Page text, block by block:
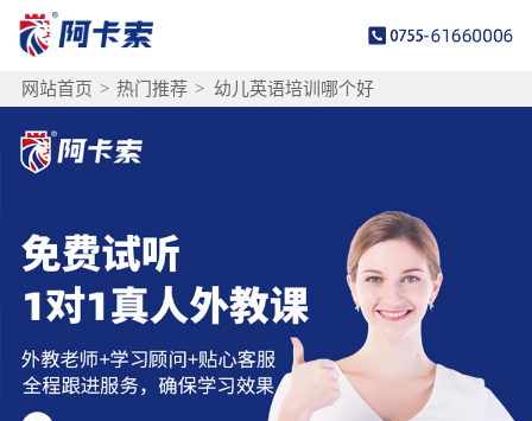
网站首页 > 热门推荐 > 幼儿英语培训哪个好